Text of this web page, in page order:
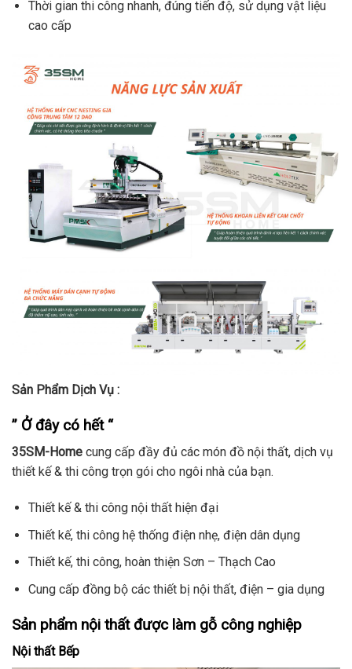
Thời gian thi công nhanh, đúng tiến độ, sử dụng vật liệu
cao cấp
Sản Phẩm Dịch Vụ :
” Ở đây có hết “
35SM-Home cung cấp đầy đủ các món đồ nội thất, dịch vụ
thiết kế & thi công trọn gói cho ngôi nhà của bạn.
Thiết kế & thi công nội thất hiện đại
Thiết kế, thi công hệ thống điện nhẹ, điện dân dụng
Thiết kế, thi công, hoàn thiện Sơn – Thạch Cao
Cung cấp đồng bộ các thiết bị nội thất, điện – gia dụng
Sản phẩm nội thất được làm gỗ công nghiệp
Nội thất Bếp